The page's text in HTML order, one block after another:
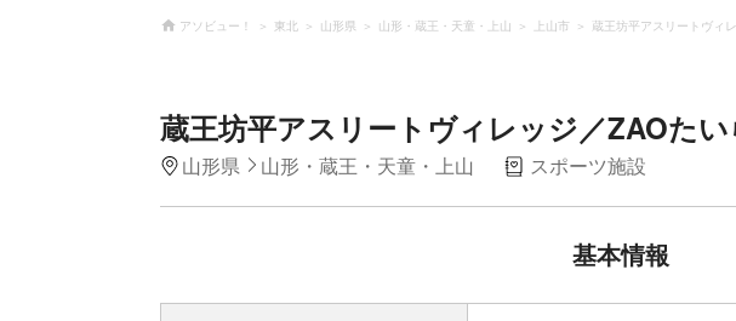
アソビュー！ 東北 山形県 山形・蔵王・天童・上山 上山市 蔵王坊平アスリートヴィ
蔵王坊平アスリートヴィレッジ／ZAOた
山形県 山形・蔵王・天童・上山 スポーツ施設
基本情報